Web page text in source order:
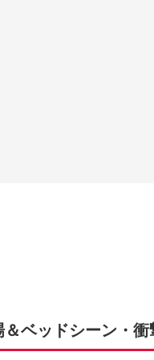
ベッドシーン・